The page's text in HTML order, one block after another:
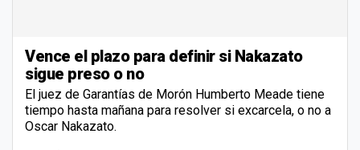
Vence el plazo para definir si Nakazato
sigue preso o no
El juez de Garantías de Morón Humberto Meade tiene
tiempo hasta mañana para resolver si excarcela, o no a
Oscar Nakazato.